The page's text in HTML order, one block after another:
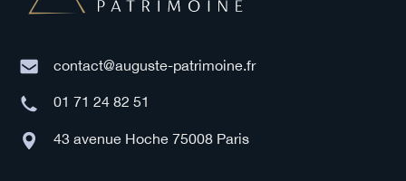
contact@auguste-patrimoine.fr
01 71 24 82 51
43 avenue Hoche 75008 Paris